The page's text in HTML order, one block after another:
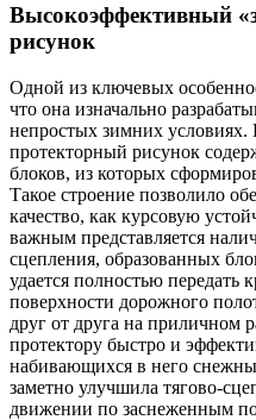
Высокоэффективный
рисунок
Одной из ключевых
что она изначально
непростых зимних
протекторный рисунок
блоков, из которых
Такое строение позволило
качество, как курсовую
важным представляется
сцепления, образованных
удается полностью передать
поверхности дорожного
друг от друга на приличном
протектору быстро и
набивающихся в него
заметно улучшила тягово-
движении по заснеженным